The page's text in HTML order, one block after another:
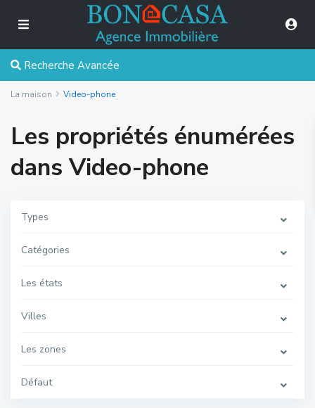
Recherche Avancée
La maison Video-phone
Les propriétés énumérées
dans Video-phone
Types
Catégories
Les états
Villes
Les zones
Défaut